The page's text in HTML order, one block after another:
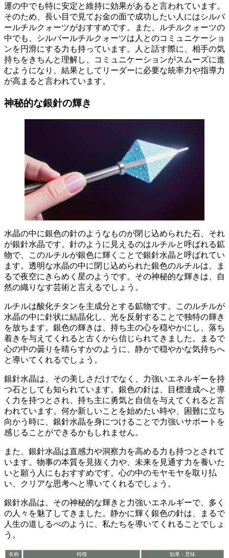
運の中でも特に安定と維持に効果があると言われています。
そのため、長い目で見てお金の面で成功したい人にはシルバ
ールチルクォーツがおすすめです。また、ルチルクォーツの
中でも、シルバールチルクォーツは人とのコミュニケーショ
ンを円滑にする力も持っています。人と話す際に、相手の気
持ちをきちんと理解し、コミュニケーションがスムーズに進
むようになり、結果としてリーダーに必要な統率力や指導力
が高まると言われています。
神秘的な銀針の輝き
水晶の中に銀色の針のようなものが閉じ込められた石 、それ
が銀針水晶です。針のように見えるのはルチルと呼ばれる鉱
物で、このルチルが銀色に輝くことで銀針水晶と呼ばれてい
ます。透明な水晶の中に閉じ込められた銀色のルチルは、ま
るで夜空にきらめく星のようです。その神秘的な輝きは、自
然の織りなす芸術と言えるでしょう。
ルチルは酸化チタンを主成分とする鉱物です。このルチルが
水晶の中に針状に結晶化し、光を反射することで独特の輝き
を放ちます。 銀色の輝きは、持ち主の心を穏やかにし、落ち
着きを与えてくれる と古くから信じられてきました。まるで
心の中の曇りを晴らすかのように、 静かで穏やかな気持ちへ
と導いてくれるでしょう。
銀針水晶は、その美しさだけでなく、 力強いエネルギーを持
つ石 としても知られています。銀色の針は、 目標達成へと導
く力を持つとされ、持ち主に勇気と自信を与えてくれると言
われています。何か新しいことを始めたい時や、困難に立ち
向かう時に、 銀針水晶を身につけることで力強いサポート を
感じることができるかもしれません。
また、銀針水晶は直感力や洞察力を高める力も持つとされて
います。物事の本質を見抜く力や、未来を見通す力を養いた
いと願う人にもおすすめです。 心の中のモヤモヤを取り払
い、クリアな思考へと導いてくれるでしょう。
銀針水晶は、その神秘的な輝きと力強いエネルギーで、多く
の人々を魅了してきました。静かに輝く銀色の針は、まるで
人生の道しるべのように、私たちを導いてくれることでしょ
う。
名称 特徴 効果・意味